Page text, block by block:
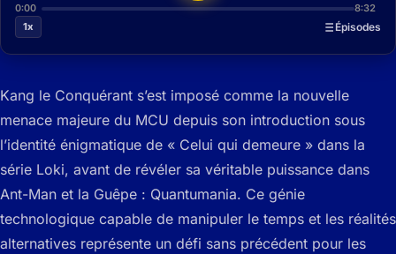
0:00
8:32
1x
Épisodes
Kang le Conquérant s’est imposé comme la nouvelle
menace majeure du MCU depuis son introduction sous
l’identité énigmatique de « Celui qui demeure » dans la
série Loki, avant de révéler sa véritable puissance dans
Ant-Man et la Guêpe : Quantumania. Ce génie
technologique capable de manipuler le temps et les réalités
alternatives représente un défi sans précédent pour les